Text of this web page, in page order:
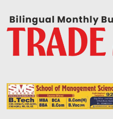
content